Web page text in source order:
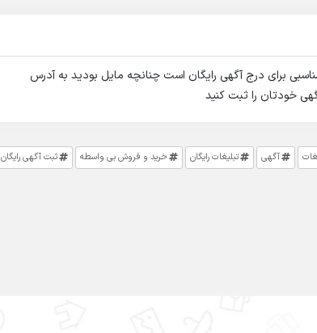
برای درج آگهی رایگان است چنانچه مایل بودید به آدرس
آگهی تبلیغات رایگان خرید و فروش بی واسطه ثبت آگهی رایگان